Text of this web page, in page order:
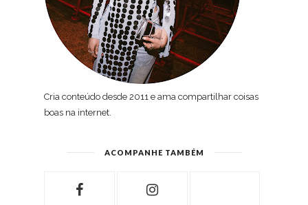
Cria conteúdo desde 2011 e ama compartilhar coisas
boas na internet.
ACOMPANHE TAMBÉM